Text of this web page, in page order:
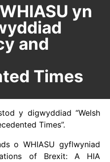
yn
and
Times
y digwyddiad “Welsh
Times”.
o WHIASU gyflwyniad
of Brexit: A HIA